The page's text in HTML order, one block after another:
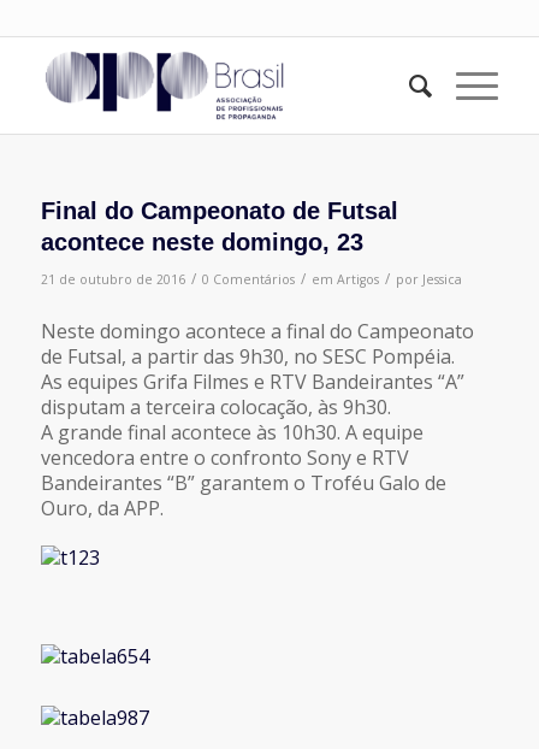
Final do Campeonato de Futsal
acontece neste domingo, 23
21 de outubro de 2016 / 0 Comentários / em Artigos / por Jessica
Neste domingo acontece a final do Campeonato
de Futsal, a partir das 9h30, no SESC Pompéia.
As equipes Grifa Filmes e RTV Bandeirantes “A”
disputam a terceira colocação, às 9h30.
A grande final acontece às 10h30. A equipe
vencedora entre o confronto Sony e RTV
Bandeirantes “B” garantem o Troféu Galo de
Ouro, da APP.